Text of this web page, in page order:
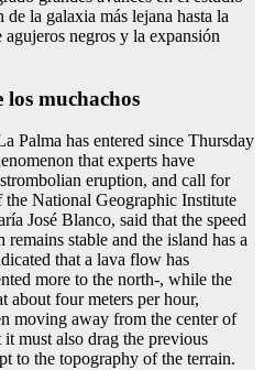
la galaxia más lejana hasta la
negros y la expansión
los muchachos
Palma has entered since Thursday
that experts have
eruption, and call for
National Geographic Institute
José Blanco, said that the speed
stable and the island has a
that a lava flow has
more to the north-, while the
about four meters per hour,
moving away from the center of
must also drag the previous
to the topography of the terrain.